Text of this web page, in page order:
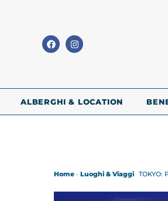
ALBERGHI & LOCATION
Home - Luoghi & Viaggi TOKYO: